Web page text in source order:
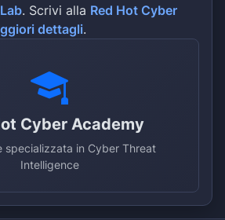
. Scrivi alla Red Hot Cyber
dettagli.
Cyber Academy
specializzata in Cyber Threat
Intelligence